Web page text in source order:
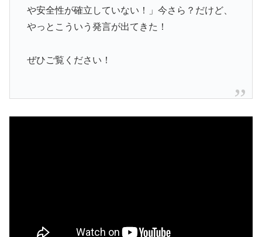
や安全性が確立していない！」今さら？だけど、
やっとこういう発言が出てきた！
ぜひご覧ください！